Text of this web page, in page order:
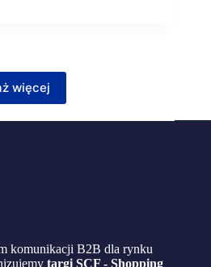
więcej
komunikacji B2B dla rynku
targi SCF - Shopping